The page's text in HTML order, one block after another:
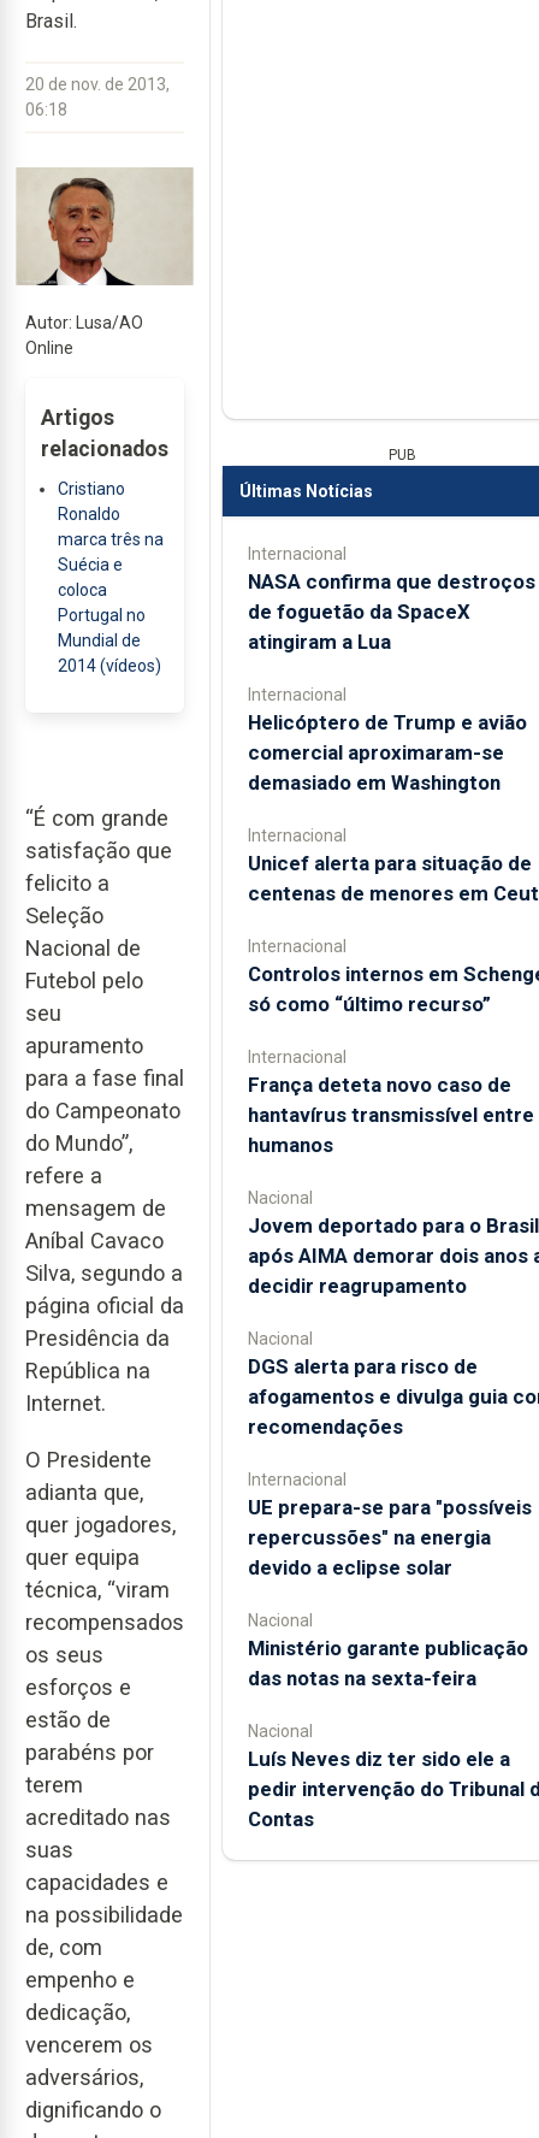
Brasil.
20 de nov. de 2013,
06:18
Autor: Lusa/AO
Online
Artigos
relacionados
Cristiano
Ronaldo
marca três na
Suécia e
coloca
Portugal no
Mundial de
2014 (vídeos)
“É com grande
satisfação que
felicito a
Seleção
Nacional de
Futebol pelo
seu
apuramento
para a fase final
do Campeonato
do Mundo”,
refere a
mensagem de
Aníbal Cavaco
Silva, segundo a
página oficial da
Presidência da
República na
Internet.
O Presidente
adianta que,
quer jogadores,
quer equipa
técnica, “viram
recompensados
os seus
esforços e
estão de
parabéns por
terem
acreditado nas
suas
capacidades e
na possibilidade
de, com
empenho e
dedicação,
vencerem os
adversários,
dignificando o
PUB
Últimas Notícias
Internacional
NASA confirma que destroços
de foguetão da SpaceX
atingiram a Lua
Internacional
Helicóptero de Trump e avião
comercial aproximaram-se
demasiado em Washington
Internacional
Unicef alerta para situação de
centenas de menores em
Internacional
Controlos internos em
só como “último recurso”
Internacional
França deteta novo caso de
hantavírus transmissível entre
humanos
Nacional
Jovem deportado para o Brasil
após AIMA demorar dois anos
decidir reagrupamento
Nacional
DGS alerta para risco de
afogamentos e divulga guia
recomendações
Internacional
UE prepara-se para "possíveis
repercussões" na energia
devido a eclipse solar
Nacional
Ministério garante publicação
das notas na sexta-feira
Nacional
Luís Neves diz ter sido ele a
pedir intervenção do Tribunal
Contas